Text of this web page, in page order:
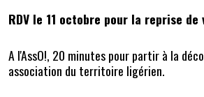
RDV le 11 octobre pour la reprise
A l'AssO!, 20 minutes pour partir à la
association du territoire ligérien.